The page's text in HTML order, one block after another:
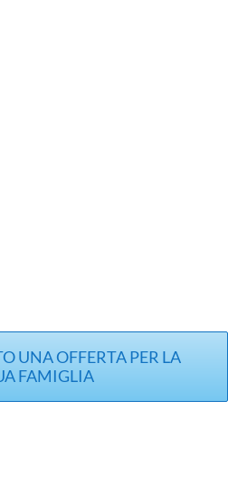
UNA OFFERTA PER LA
FAMIGLIA